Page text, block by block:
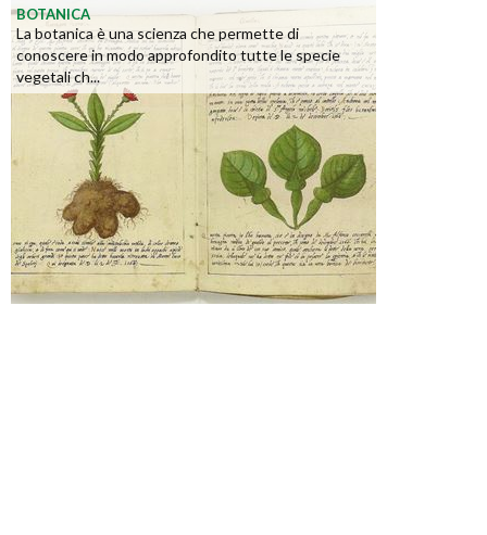
BOTANICA
La botanica è una scienza che permette di
conoscere in modo approfondito tutte le specie
vegetali ch...